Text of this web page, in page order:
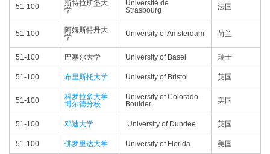
51-100
斯特拉斯堡大
学
Université de
Strasbourg
法国
51-100
阿姆斯特丹大
学
University of Amsterdam 荷兰
51-100 巴塞尔大学 University of Basel 瑞士
51-100 布里斯托大学 University of Bristol 英国
51-100
科罗拉多大学
博尔德分校
University of Colorado
Boulder
美国
51-100 邓迪大学 University of Dundee 英国
51-100 佛罗里达大学 University of Florida 美国